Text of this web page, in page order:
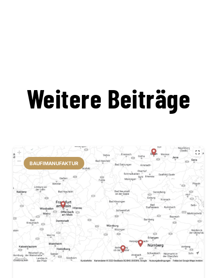
Weitere Beiträge
BAUFIMANUFAKTUR